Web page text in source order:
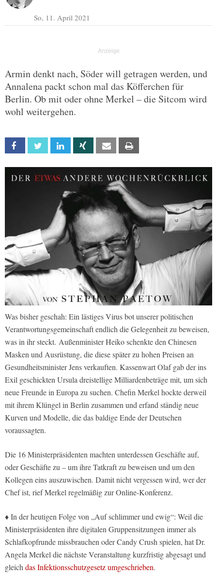
So, 11. April 2021
Armin denkt nach, Söder will getragen werden, und
Annalena packt schon mal das Köfferchen für
Berlin. Ob mit oder ohne Merkel – die Sitcom wird
wohl weitergehen.
Facebook Twitter Linkedin Xing Email
Was bisher geschah: Ein lästiges Virus bot unserer politischen
Verantwortungsgemeinschaft endlich die Gelegenheit zu beweisen,
was in ihr steckt. Außenminister Heiko schenkte den Chinesen
Masken und Ausrüstung, die diese später zu hohen Preisen an
Gesundheitsminister Jens verkauften. Kassenwart Olaf gab der ins
Exil geschickten Ursula dreistellige Milliardenbeträge mit, um sich
neue Freunde in Europa zu suchen. Chefin Merkel hockte derweil
mit ihrem Klüngel in Berlin zusammen und erfand ständig neue
Kurven und Modelle, die das baldige Ende der Deutschen
voraussagten.
Die 16 Ministerpräsidenten machten unterdessen Geschäfte auf,
oder Geschäfte zu – um ihre Tatkraft zu beweisen und um den
Kollegen eins auszuwischen. Damit nicht vergessen wird, wer der
Chef ist, rief Merkel regelmäßig zur Online-Konferenz.
♦ In der heutigen Folge von „Auf schlimmer und ewig“: Weil die
Ministerpräsidenten ihre digitalen Gruppensitzungen immer als
Schlafkopfrunde missbrauchen oder Candy Crush spielen, hat Dr.
Angela Merkel die nächste Veranstaltung kurzfristig abgesagt und
gleichdas Infektionsschutzgesetz umgeschrieben.